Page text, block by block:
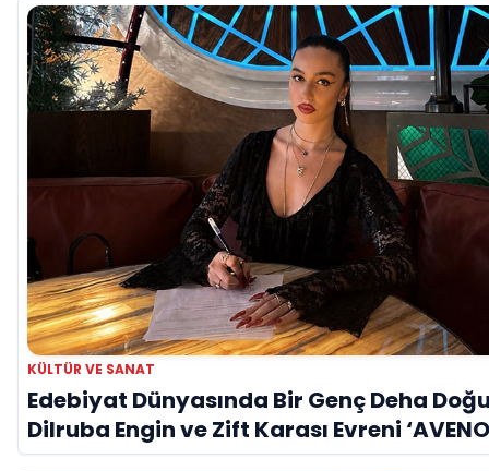
KÜLTÜR VE SANAT
Edebiyat Dünyasında Bir Genç Deha
Dilruba Engin ve Zift Karası Evreni